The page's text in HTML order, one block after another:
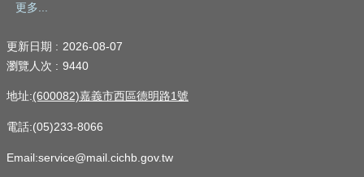
更多...
更新日期
2026-08-07
瀏覽人次
9440
地址:(600082)嘉義市西區德明路1號
電話:(05)233-8066
Email:service@mail.cichb.gov.tw